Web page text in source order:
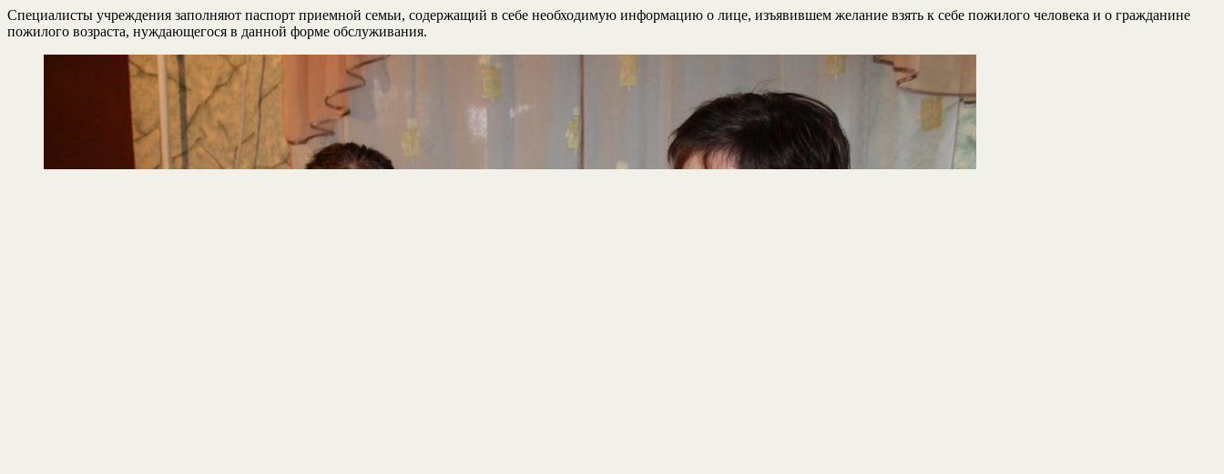
Специалисты учреждения заполняют паспорт приемной семьи, содержащий в себе необходимую информацию о лице, изъявившем желание взять к себе пожилого человека и о гражданине
пожилого возраста, нуждающегося в данной форме обслуживания.